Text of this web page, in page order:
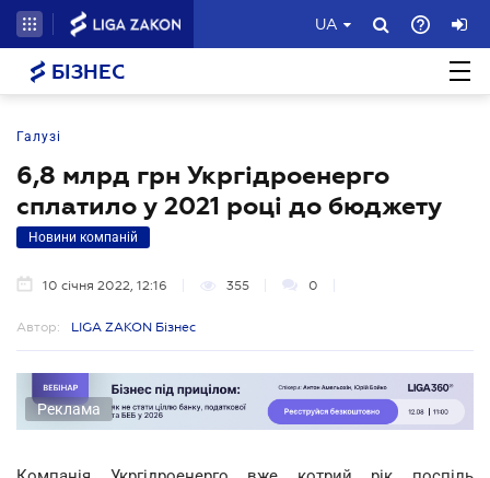
UA
БІЗНЕС
Галузі
6,8 млрд грн Укргідроенерго
сплатило у 2021 році до бюджету
Новини компаній
10 січня 2022, 12:16 355 0
Автор: LIGA ZAKON Бізнес
Реклама